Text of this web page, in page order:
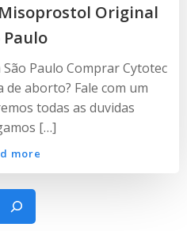
Original
Paulo
Paulo Comprar Cytotec
aborto? Fale com um
todas as duvidas
[…]
more
Pesquisar